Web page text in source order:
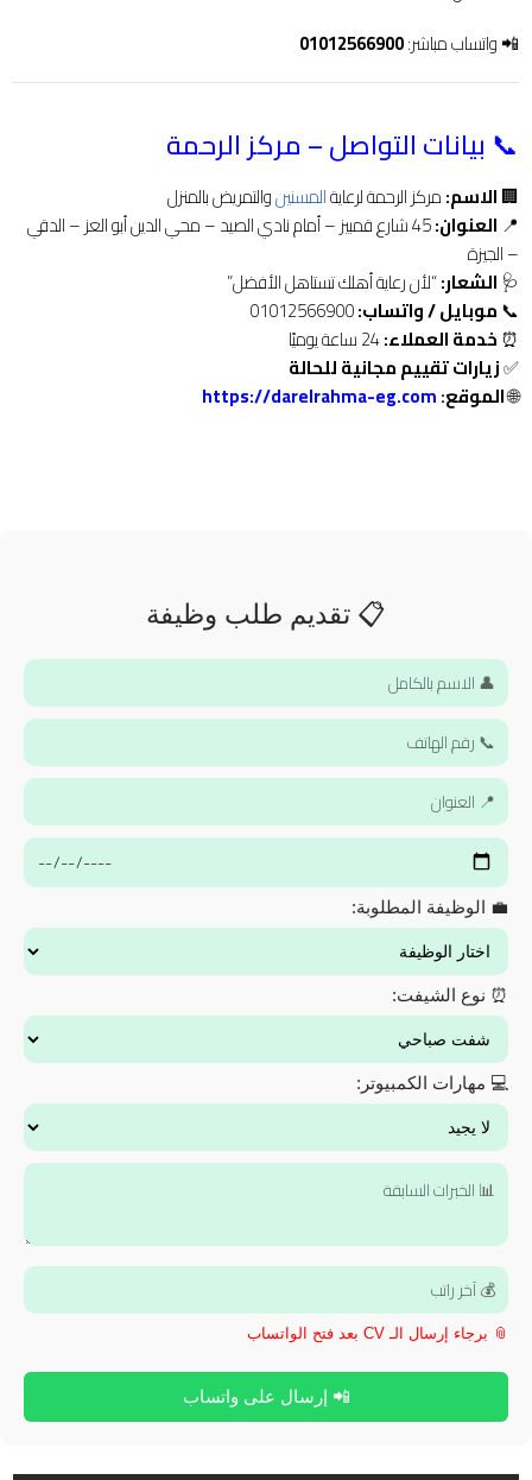
📲 واتساب مباشر:01012566900
📞 بيانات التواصل – مركز الرحمة
🏢الاسم:مركز الرحمة لرعايةالمسنينوالتمريض بالمنزل
📍 العنوان:
45 شارع قمبيز – أمام نادي الصيد – محي الدين أبو العز – الدقي
– الجيزة
🩺 الشعار:“لأن رعاية أهلك تستاهل الأفضل”
📞موبايل / واتساب:01012566900
⏰خدمة العملاء:24 ساعة يوميًا
✅زيارات تقييم مجانية للحالة
🌐الموقع:
https://darelrahma-eg.com
📋 تقديم طلب وظيفة
💼 الوظيفة المطلوبة:
⏰ نوع الشيفت:
💻 مهارات الكمبيوتر:
📎 برجاء إرسال الـ CV بعد فتح الواتساب
📲 إرسال على واتساب